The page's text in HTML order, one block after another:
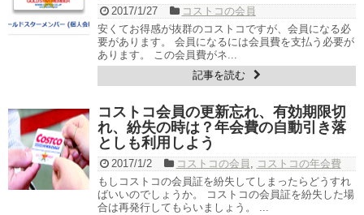
2017/1/27
コストコの会員
安くてお得感が抜群のコストコですが、会員になる必
要があります。 会員になるには会員費を支払う必要が
あります。 この会員費がネ...
記事を読む
コストコ会員の更新忘れ、有効期限切
れ、紛失の時は？年会費の自動引き落
としも利用しよう
2017/1/2 コストコの会員 , コストコの年会費
もしコストコの会員証を紛失してしまったらどうすれ
ばいいのでしょうか。 コストコの会員証を紛失した場
合は再発行してもらいましょう。 ...